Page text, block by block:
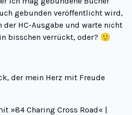
gebunden veröffentlicht wird,
der HC-Ausgabe und warte nicht
bisschen verrückt, oder? 🙂
der mein Herz mit Freude
»84 Charing Cross Road« |